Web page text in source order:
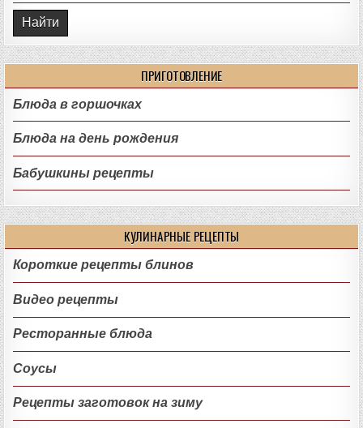
ПРИГОТОВЛЕНИЕ
Блюда в горшочках
Блюда на день рождения
Бабушкины рецепты
КУЛИНАРНЫЕ РЕЦЕПТЫ
Короткие рецепты блинов
Видео рецепты
Ресторанные блюда
Соусы
Рецепты заготовок на зиму